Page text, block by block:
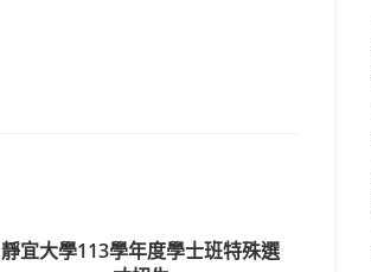
靜宜大學113學年度學士班特殊選